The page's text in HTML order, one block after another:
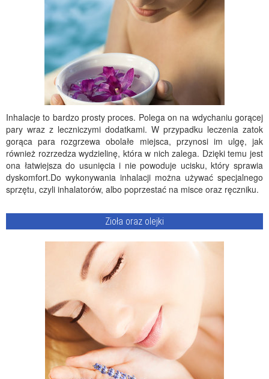
Inhalacje to bardzo prosty proces. Polega on na wdychaniu gorącej
pary wraz z leczniczymi dodatkami. W przypadku leczenia zatok
gorąca para rozgrzewa obolałe miejsca, przynosi im ulgę, jak
również rozrzedza wydzielinę, która w nich zalega. Dzięki temu jest
ona łatwiejsza do usunięcia i nie powoduje ucisku, który sprawia
dyskomfort.Do wykonywania inhalacji można używać specjalnego
sprzętu, czyli inhalatorów, albo poprzestać na misce oraz ręczniku.
Zioła oraz olejki